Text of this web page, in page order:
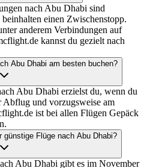
nach Abu Dhabi sind
einen Zwischenstopp.
anderem Verbindungen auf
kannst du gezielt nach
Abu Dhabi am besten buchen?
Abu Dhabi erzielst du, wenn du
Abflug und vorzugsweise am
ist bei allen Flügen Gepäck
Flüge nach Abu Dhabi?
Abu Dhabi gibt es im November